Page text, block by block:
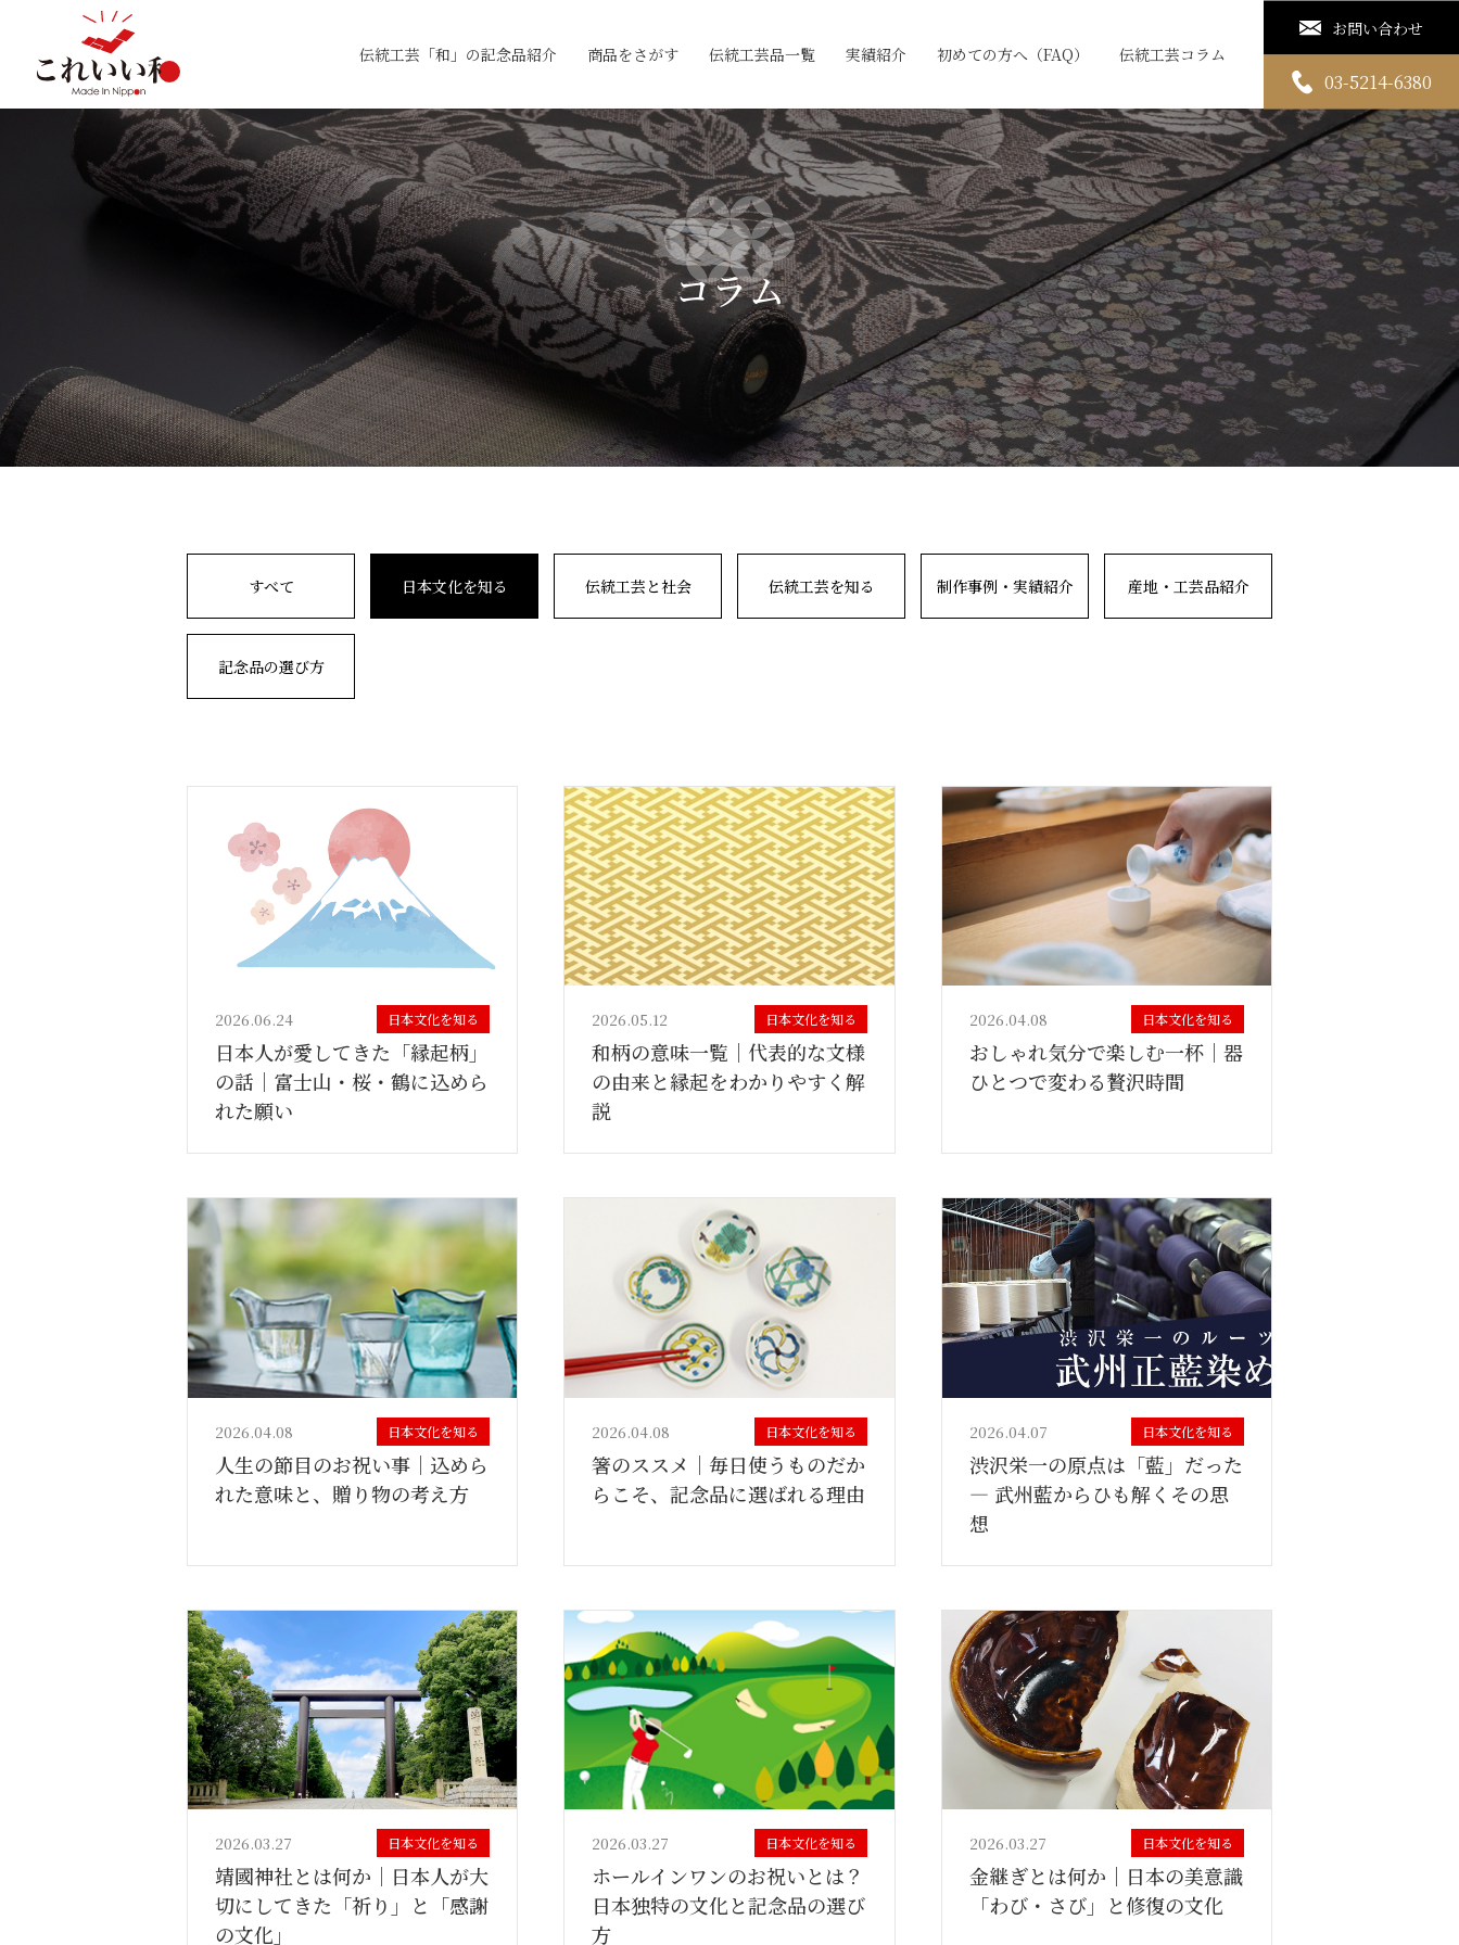
伝統工芸「和」の記念品紹介 商品をさがす 伝統工芸品一覧 実績紹介 初めての方へ（FAQ） 伝統工芸コラム
お問い合わせ
03-5214-6380
コラム
すべて 日本文化を知る 伝統工芸と社会 伝統工芸を知る 制作事例・実績紹介 産地・工芸品紹介
記念品の選び方
2026.06.24 日本文化を知る
日本人が愛してきた「縁起柄」
の話｜富士山・桜・鶴に込めら
れた願い
2026.05.12 日本文化を知る
和柄の意味一覧｜代表的な文様
の由来と縁起をわかりやすく解
説
2026.04.08 日本文化を知る
おしゃれ気分で楽しむ一杯｜器
ひとつで変わる贅沢時間
2026.04.08 日本文化を知る
人生の節目のお祝い事｜込めら
れた意味と、贈り物の考え方
2026.04.08 日本文化を知る
箸のススメ｜毎日使うものだか
らこそ、記念品に選ばれる理由
2026.04.07 日本文化を知る
渋沢栄一の原点は「藍」だった
― 武州藍からひも解くその思
想
2026.03.27 日本文化を知る
靖國神社とは何か｜日本人が大
切にしてきた「祈り」と「感謝
の文化」
2026.03.27 日本文化を知る
ホールインワンのお祝いとは？
日本独特の文化と記念品の選び
方
2026.03.27 日本文化を知る
金継ぎとは何か｜日本の美意識
「わび・さび」と修復の文化